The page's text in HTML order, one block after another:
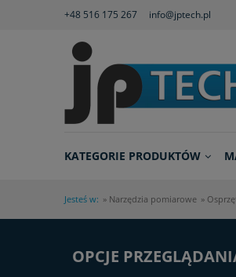
+48 516 175 267 info@jptech.pl
KATEGORIE PRODUKTÓW
Jesteś w: » Narzędzia pomiarowe »
OPCJE